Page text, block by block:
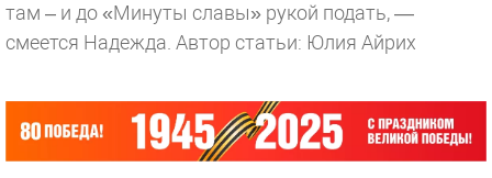
там – и до «Минуты славы» рукой подать, —
смеется Надежда. Автор статьи: Юлия Айрих